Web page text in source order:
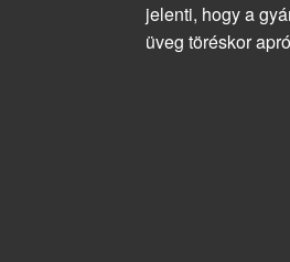
jelenti, hogy a
üveg töréskor